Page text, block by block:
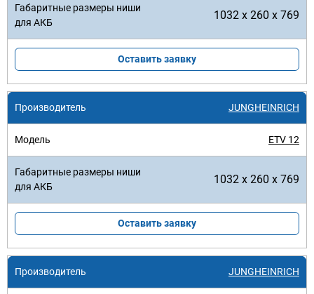
1032 x 260 x 769
Оставить заявку
JUNGHEINRICH
ETV 12
1032 x 260 x 769
Оставить заявку
JUNGHEINRICH